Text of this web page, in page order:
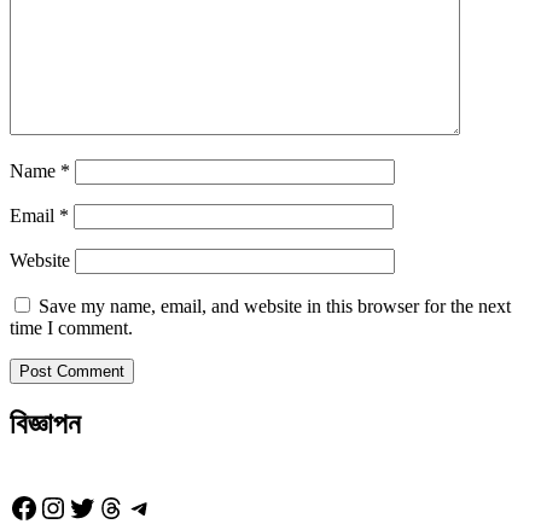
Name *
Email *
Website
Save my name, email, and website in this browser for the next
time I comment.
বিজ্ঞাপন
Facebook
Instagram
Twitter
Threads
Telegram